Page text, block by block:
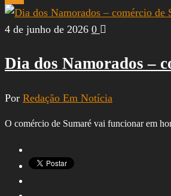
Share
4 de junho de 2026 0
Dia dos Namorados –
Por Redação Em Notícia
O comércio de Sumaré vai funcionar em